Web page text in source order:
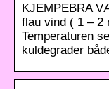
KJEMPEBRA
flau vind ( 1 – 2
Temperaturen
kuldegrader